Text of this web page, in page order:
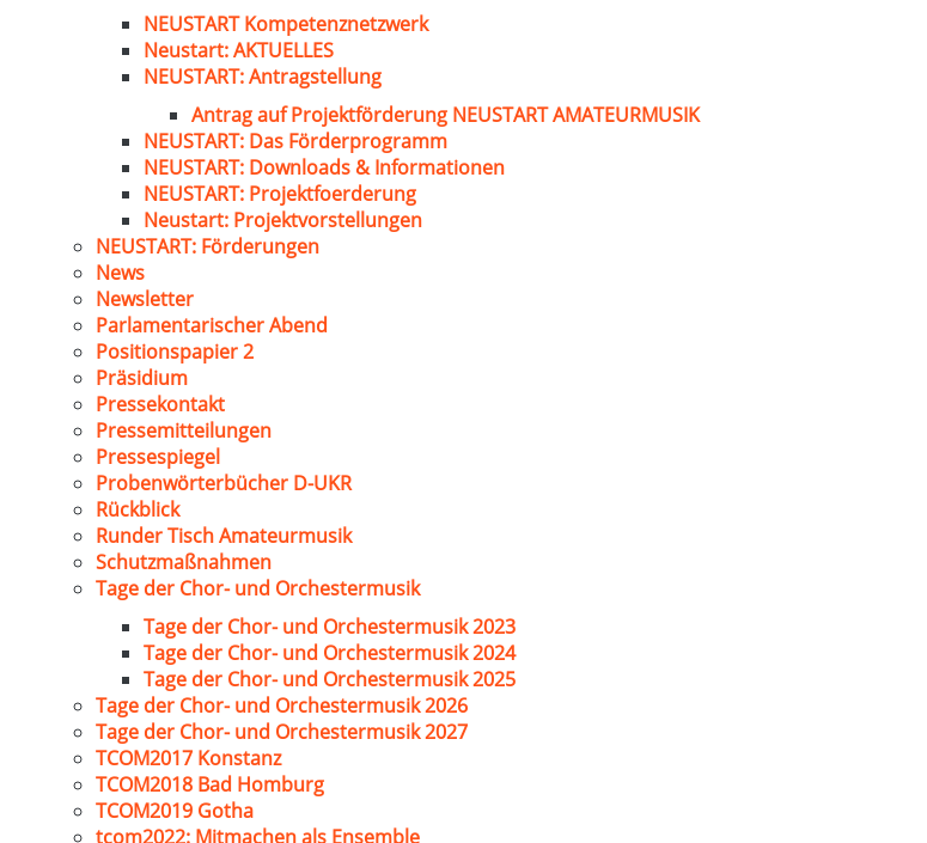
NEUSTART Kompetenznetzwerk
Neustart: AKTUELLES
NEUSTART: Antragstellung
Antrag auf Projektförderung NEUSTART AMATEURMUSIK
NEUSTART: Das Förderprogramm
NEUSTART: Downloads & Informationen
NEUSTART: Projektfoerderung
Neustart: Projektvorstellungen
NEUSTART: Förderungen
News
Newsletter
Parlamentarischer Abend
Positionspapier 2
Präsidium
Pressekontakt
Pressemitteilungen
Pressespiegel
Probenwörterbücher D-UKR
Rückblick
Runder Tisch Amateurmusik
Schutzmaßnahmen
Tage der Chor- und Orchestermusik
Tage der Chor- und Orchestermusik 2023
Tage der Chor- und Orchestermusik 2024
Tage der Chor- und Orchestermusik 2025
Tage der Chor- und Orchestermusik 2026
Tage der Chor- und Orchestermusik 2027
TCOM2017 Konstanz
TCOM2018 Bad Homburg
TCOM2019 Gotha
tcom2022: Mitmachen als Ensemble